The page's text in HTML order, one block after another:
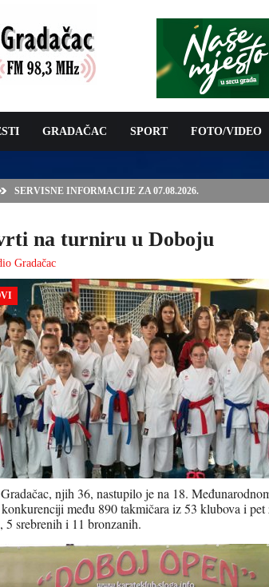
GRADAČAC SPORT FOTO/VIDEO
VLADA TK – POTPISAN UGOVOR: 6,9 MILIONA KM ZA
GRADAČCA
na turniru u Doboju
Gradačac
njih 36, nastupilo je na 18.
među 890 takmičara iz 53 klubova i
5 srebrenih i 11 bronzanih.